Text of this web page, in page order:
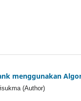
menggunakan
(Author)